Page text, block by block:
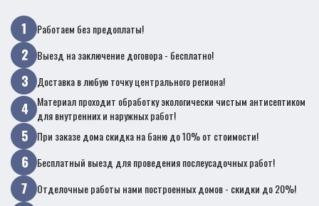
Работаем без предоплаты!
Выезд на заключение договора - бесплатно!
Доставка в любую точку центрального региона!
Материал проходит обработку экологически чистым антисептиком
для внутренних и наружных работ!
При заказе дома скидка на баню до 10% от стоимости!
Бесплатный выезд для проведения послеусадочных работ!
Отделочные работы нами построенных домов - скидки до 20%!